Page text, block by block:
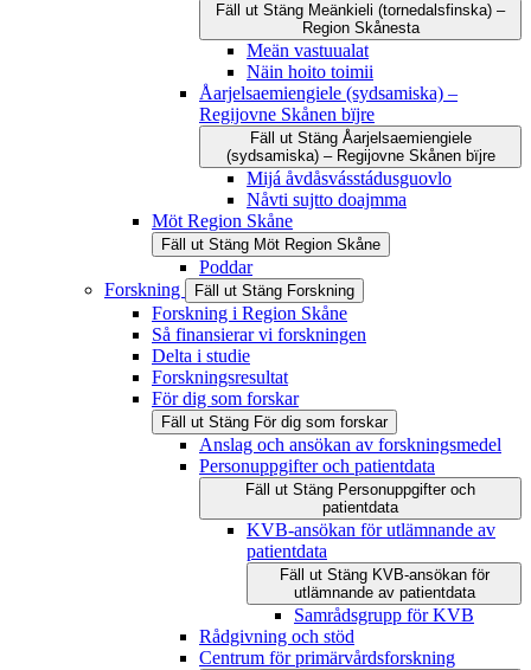
Fäll ut Stäng Meänkieli (tornedalsfinska) –
Region Skånesta
Meän vastuualat
Näin hoito toimii
Åarjelsaemiengiele (sydsamiska) –
Regijovne Skånen bïjre
Fäll ut Stäng Åarjelsaemiengiele
(sydsamiska) – Regijovne Skånen bïjre
Mijá åvdåsvásstádusguovlo
Nåvti sujtto doajmma
Möt Region Skåne
Fäll ut Stäng Möt Region Skåne
Poddar
Forskning
Fäll ut Stäng Forskning
Forskning i Region Skåne
Så finansierar vi forskningen
Delta i studie
Forskningsresultat
För dig som forskar
Fäll ut Stäng För dig som forskar
Anslag och ansökan av forskningsmedel
Personuppgifter och patientdata
Fäll ut Stäng Personuppgifter och
patientdata
KVB-ansökan för utlämnande av
patientdata
Fäll ut Stäng KVB-ansökan för
utlämnande av patientdata
Samrådsgrupp för KVB
Rådgivning och stöd
Centrum för primärvårdsforskning